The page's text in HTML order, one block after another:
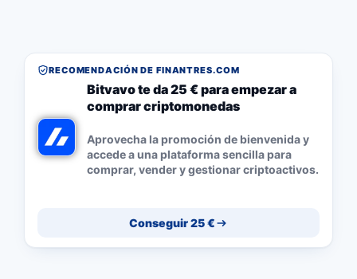
RECOMENDACIÓN DE FINANTRES.COM
Bitvavo te da 25 € para empezar a
comprar criptomonedas
Aprovecha la promoción de bienvenida y
accede a una plataforma sencilla para
comprar, vender y gestionar criptoactivos.
Conseguir 25 €